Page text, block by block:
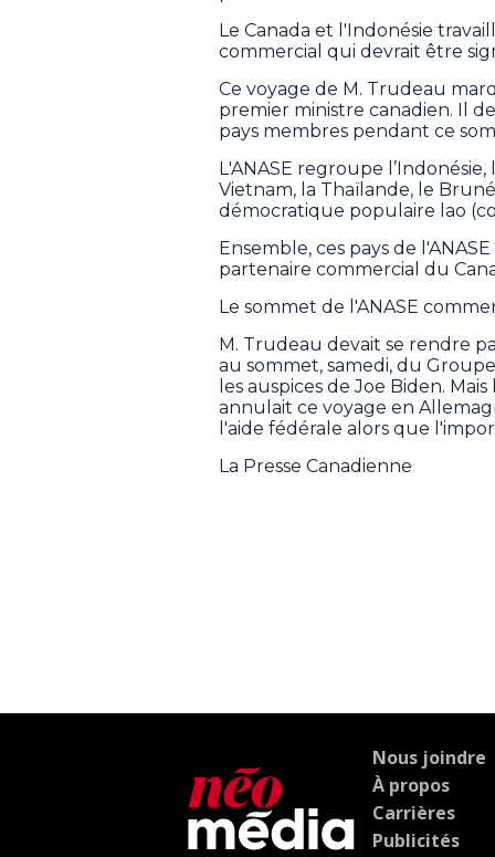
Le Canada et l'Indonésie
commercial qui devrait être
Ce voyage de M. Trudeau
premier ministre canadien. Il
pays membres pendant ce
L'ANASE regroupe
Vietnam, la Thaïlande, le
démocratique populaire lao
Ensemble, ces pays de
partenaire commercial du
Le sommet de l'ANASE
M. Trudeau devait se rendre
au sommet, samedi, du
les auspices de Joe Biden.
annulait ce voyage en
l'aide fédérale alors que
La Presse Canadienne
Nous joindre
À propos
Carrières
Publicités